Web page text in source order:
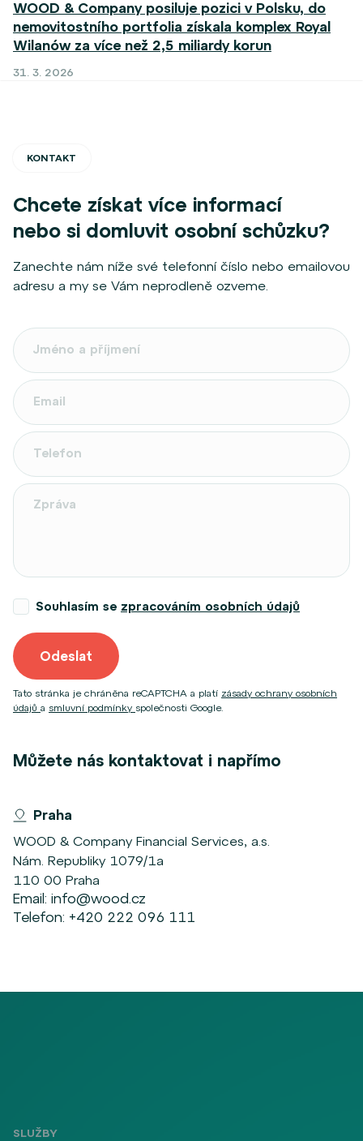
WOOD & Company posiluje pozici v Polsku, do
nemovitostního portfolia získala komplex Royal
Wilanów za více než 2,5 miliardy korun
31. 3. 2026
KONTAKT
Chcete získat více informací
nebo si domluvit osobní schůzku?
Zanechte nám níže své telefonní číslo nebo emailovou
adresu a my se Vám neprodleně ozveme.
Odeslat
Souhlasím se zpracováním osobních údajů
Tato stránka je chráněna reCAPTCHA a platí zásady ochrany osobních
údajů a smluvní podmínky společnosti Google.
Můžete nás kontaktovat i napřímo
Praha
WOOD & Company Financial Services, a.s.
Nám. Republiky 1079/1a
110 00 Praha
Email: info@wood.cz
Telefon: +420 222 096 111
SLUŽBY